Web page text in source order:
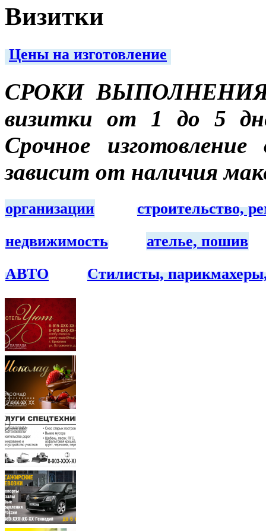
Визитки
Цены на изготовление
СРОКИ ВЫПОЛНЕНИЯ
визитки от 1 до 5
Срочное изготовление
зависит от наличия
организации
строительство,
недвижимость
ателье, пошив
АВТО
Стилисты,